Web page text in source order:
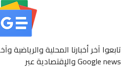
تابعوا آخر أخبارنا المحلية والرياضية
والإقتصادية عبر Google news